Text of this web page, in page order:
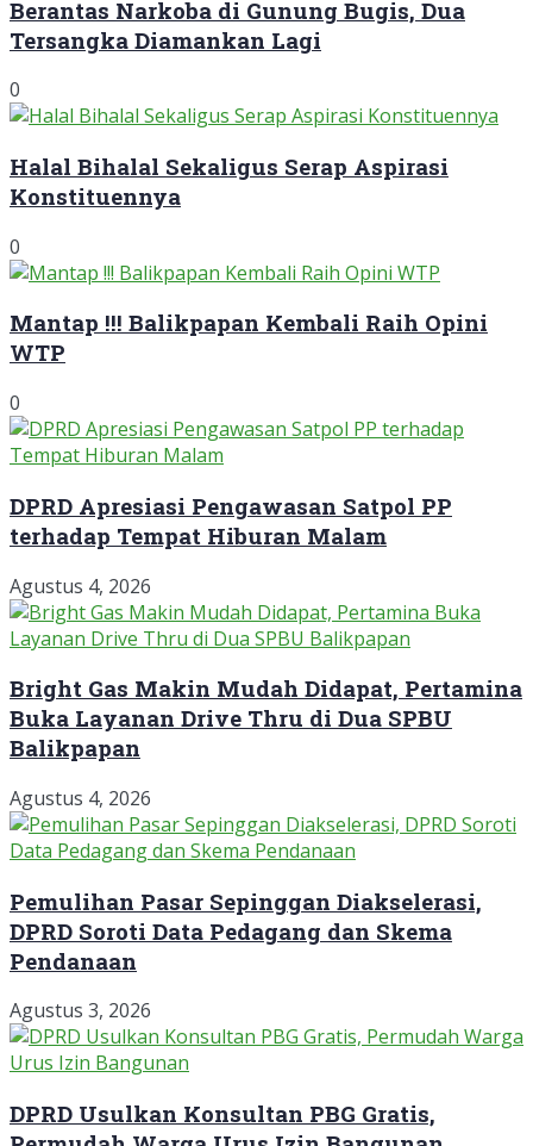
Berantas Narkoba di Gunung Bugis, Dua
Tersangka Diamankan Lagi
0
Halal Bihalal Sekaligus Serap Aspirasi
Konstituennya
0
Mantap !!! Balikpapan Kembali Raih Opini
WTP
0
DPRD Apresiasi Pengawasan Satpol PP
terhadap Tempat Hiburan Malam
Agustus 4, 2026
Bright Gas Makin Mudah Didapat, Pertamina
Buka Layanan Drive Thru di Dua SPBU
Balikpapan
Agustus 4, 2026
Pemulihan Pasar Sepinggan Diakselerasi,
DPRD Soroti Data Pedagang dan Skema
Pendanaan
Agustus 3, 2026
DPRD Usulkan Konsultan PBG Gratis,